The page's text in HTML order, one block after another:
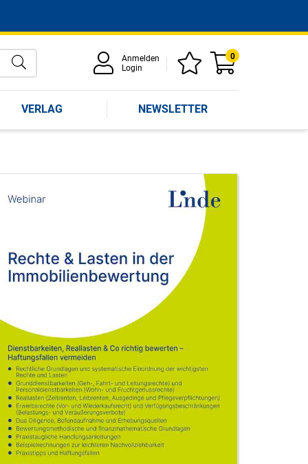
Anmelden
Login
0
VERLAG NEWSLETTER